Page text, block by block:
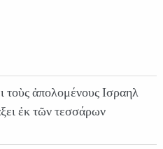
τοὺς ἀπολομένους Ισραηλ
ἐκ τῶν τεσσάρων